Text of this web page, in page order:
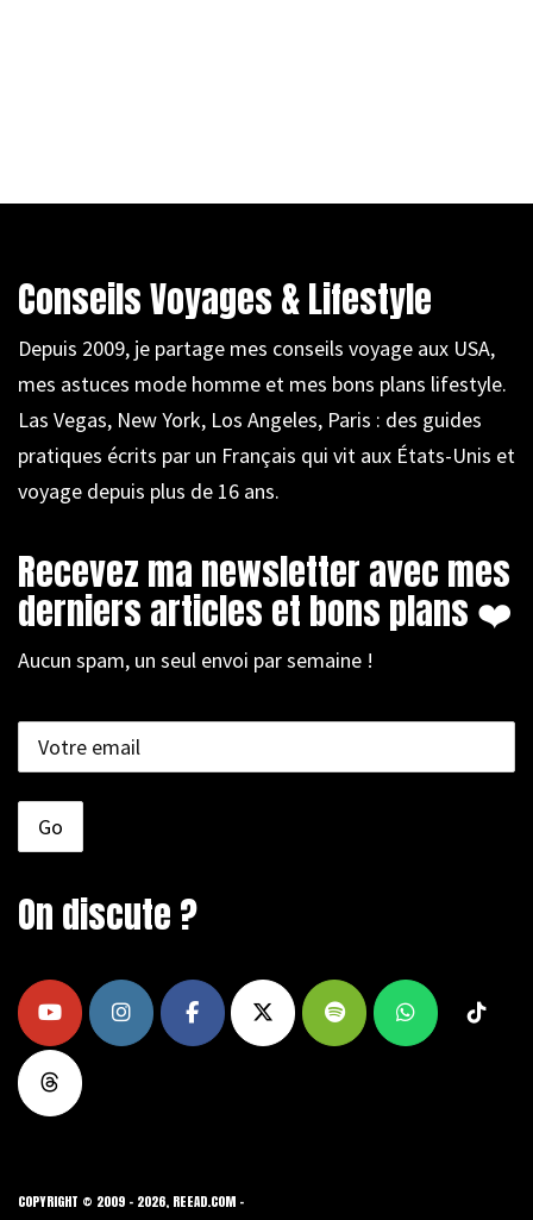
Conseils Voyages & Lifestyle
Depuis 2009, je partage mes conseils voyage aux USA,
mes astuces mode homme et mes bons plans lifestyle.
Las Vegas, New York, Los Angeles, Paris : des guides
pratiques écrits par un Français qui vit aux États-Unis et
voyage depuis plus de 16 ans.
Recevez ma newsletter avec mes
derniers articles et bons plans ❤️
Aucun spam, un seul envoi par semaine !
On discute ?
COPYRIGHT © 2009 - 2026, REEAD.COM -